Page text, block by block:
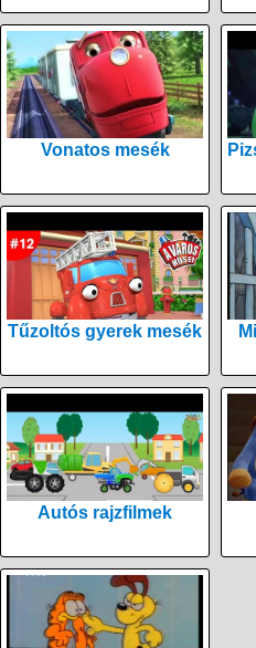
Vonatos mesék
Tűzoltós gyerek mesék
Autós rajzfilmek